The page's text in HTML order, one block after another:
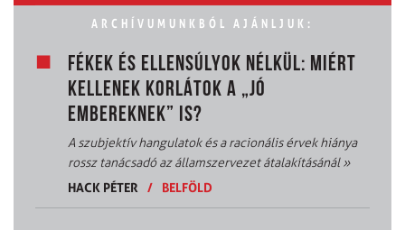
ARCHÍVUMUNKBÓL AJÁNLJUK:
FÉKEK ÉS ELLENSÚLYOK NÉLKÜL: MIÉRT
KELLENEK KORLÁTOK A „JÓ
EMBEREKNEK” IS?
A szubjektív hangulatok és a racionális érvek hiánya
rossz tanácsadó az államszervezet átalakításánál»
HACK PÉTER
/ BELFÖLD